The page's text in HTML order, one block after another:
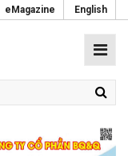
eMagazine English